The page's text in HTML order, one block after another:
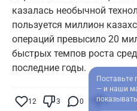
казалась необычной
пользуется миллион
операций превысило 20
быстрых темпов роста
последние годы.
12 3 0 8
Поставьте
— и наши